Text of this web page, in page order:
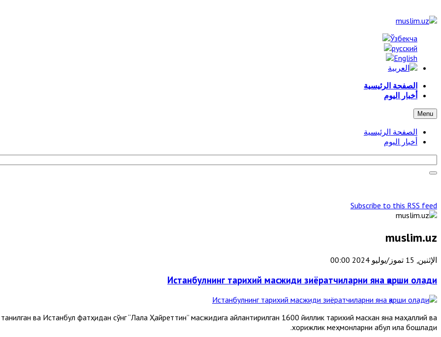
الصفحة الرئيسية
أخبار اليوم
Menu
الصفحة الرئيسية
أخبار اليوم
Subscribe to this RSS feed
muslim.uz
الإثنين, 15 تموز/يوليو 2024 00:00
Истанбулнинг тарихий масжиди зиёратчиларни яна қарши олади
ва Истанбул фатҳидан сўнг “Лала Ҳайреттин” масжидига айлантирилган 1600 йиллик тарихий маскан яна маҳаллий ва
хорижлик меҳмонларни қабул қила бошлади.